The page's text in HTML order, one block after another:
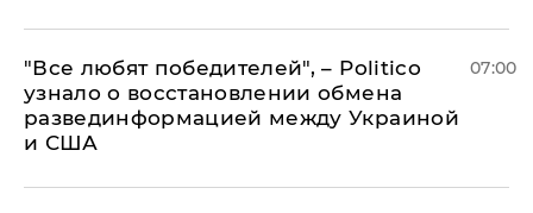
​"Все любят победителей", – Politico
узнало о восстановлении обмена
развединформацией между Украиной
и США
07:00